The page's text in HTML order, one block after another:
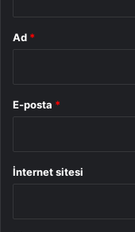
Ad *
E-posta *
İnternet sitesi